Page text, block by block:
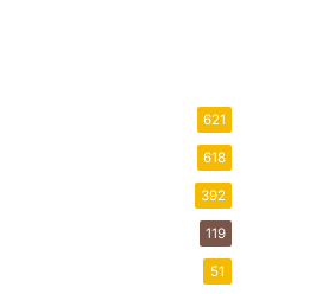
621
618
392
119
51